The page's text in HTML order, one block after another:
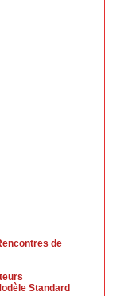
de
Standard